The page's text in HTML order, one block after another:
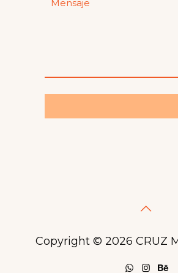
Copyright © 2026 CRUZ